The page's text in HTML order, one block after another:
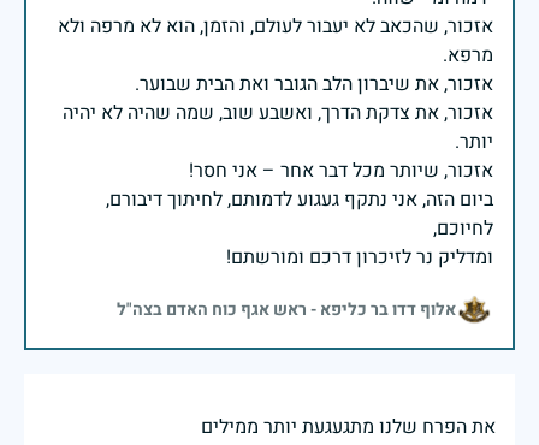
אזכור, שהכאב לא יעבור לעולם, והזמן, הוא לא מרפה ולא
אזכור, את צדקת הדרך, ואשבע שוב, שמה שהיה לא יהיה
ביום הזה, אני נתקף געגוע לדמותם, לחיתוך דיבורם,
ומדליק נר לזיכרון דרכם ומורשתם!
אלוף דדו בר כליפא - ראש אגף כוח האדם בצה"ל
את הפרח שלנו מתגעגעת יותר ממילים